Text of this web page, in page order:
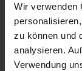
Wir verwenden
zu können und
analysieren.
Verwendung
Steinmetz
Stettiner
17309